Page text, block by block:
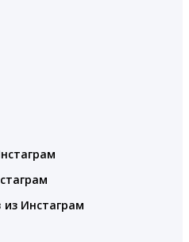
Инстаграм